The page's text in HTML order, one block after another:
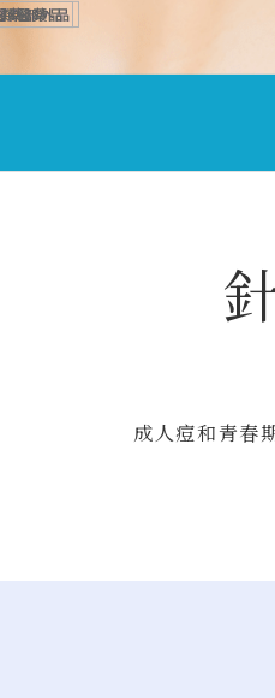
成人痘和青春